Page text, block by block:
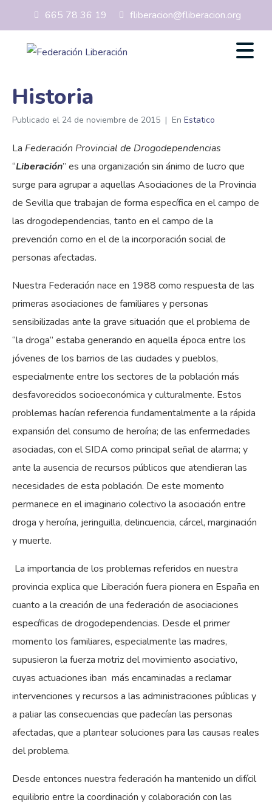
665 78 36 19 fliberacion@fliberacion.org
Historia
Publicado el 24 de noviembre de 2015 En Estatico
La Federación Provincial de Drogodependencias
“Liberación” es una organización sin ánimo de lucro que
surge para agrupar a aquellas Asociaciones de la Provincia
de Sevilla que trabajan de forma específica en el campo de
las drogodependencias, tanto en el campo de la
prevención como en el de la incorporación social de
personas afectadas.
Nuestra Federación nace en 1988 como respuesta de las
primeras asociaciones de familiares y personas
sensibilizadas ante la grave situación que el problema de
“la droga” estaba generando en aquella época entre los
jóvenes de los barrios de las ciudades y pueblos,
especialmente entre los sectores de la población más
desfavorecidos socioeconómica y culturalmente. Estos
problemas hacían referencia fundamentalmente a la rápida
expansión del consumo de heroína; de las enfermedades
asociadas, con el SIDA como principal señal de alarma; y
ante la ausencia de recursos públicos que atendieran las
necesidades de esta población. De este momento
permanece en el imaginario colectivo la asociación entre
droga y heroína, jeringuilla, delincuencia, cárcel, marginación
y muerte.
La importancia de los problemas referidos en nuestra
provincia explica que Liberación fuera pionera en España en
cuanto a la creación de una federación de asociaciones
específicas de drogodependencias. Desde el primer
momento los familiares, especialmente las madres,
supusieron la fuerza motriz del movimiento asociativo,
cuyas actuaciones iban más encaminadas a reclamar
intervenciones y recursos a las administraciones públicas y
a paliar las consecuencias que padecían las personas
afectadas, que a plantear soluciones para las causas reales
del problema.
Desde entonces nuestra federación ha mantenido un difícil
equilibrio entre la coordinación y colaboración con las